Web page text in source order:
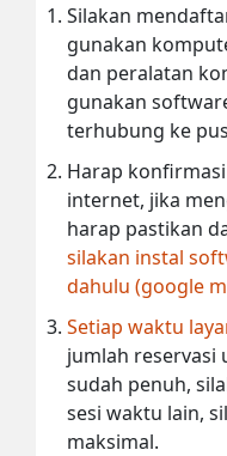
Silakan
gunakan
dan peralatan
gunakan
terhubung ke
Harap
internet, jika
harap pastikan
silakan instal
dahulu (google
Setiap waktu
jumlah
sudah penuh,
sesi waktu lain,
maksimal.